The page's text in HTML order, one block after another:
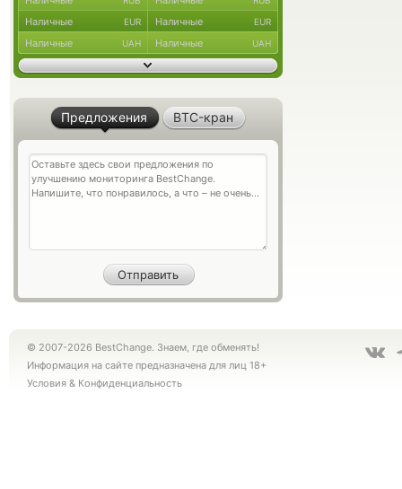
Наличные EUR Наличные EUR
Наличные UAH Наличные UAH
Предложения BTC-кран
© 2007-2026 BestChange. Знаем, где обменять!
Информация на сайте предназначена для лиц 18+
Условия & Конфиденциальность